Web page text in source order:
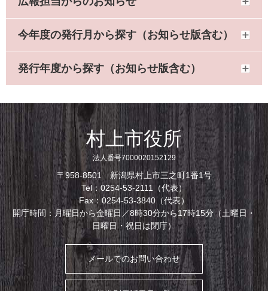
今年度の発行月から探す（お知らせ版含む）
発行年度から探す（お知らせ版含む）
村上市役所
法人番号7000020152129
〒958-8501 新潟県村上市三之町1番1号
Tel：0254-53-2111（代表）
Fax：0254-53-3840（代表）
開庁時間：月曜日から金曜日／8時30分から17時15分（土曜日・
日曜日・祝日は閉庁）
メールでのお問い合わせ